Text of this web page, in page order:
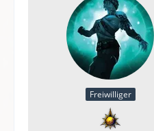
Freiwilliger